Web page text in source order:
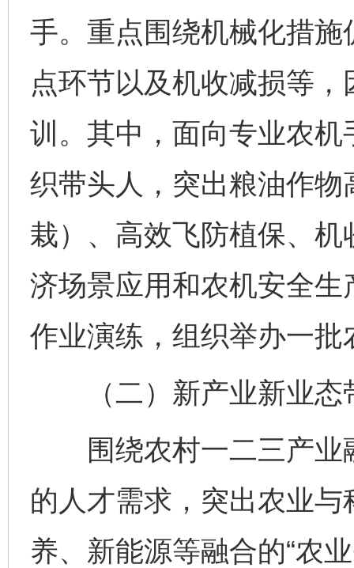
手。重点围绕机械化措
点环节以及机收减损等
训。其中，面向专业农
织带头人，突出粮油作
栽）、高效飞防植保、
济场景应用和农机安全
作业演练，组织举办一
（二）新产业新业态
围绕农村一二三产业
的人才需求，突出农业
养、新能源等融合的“农